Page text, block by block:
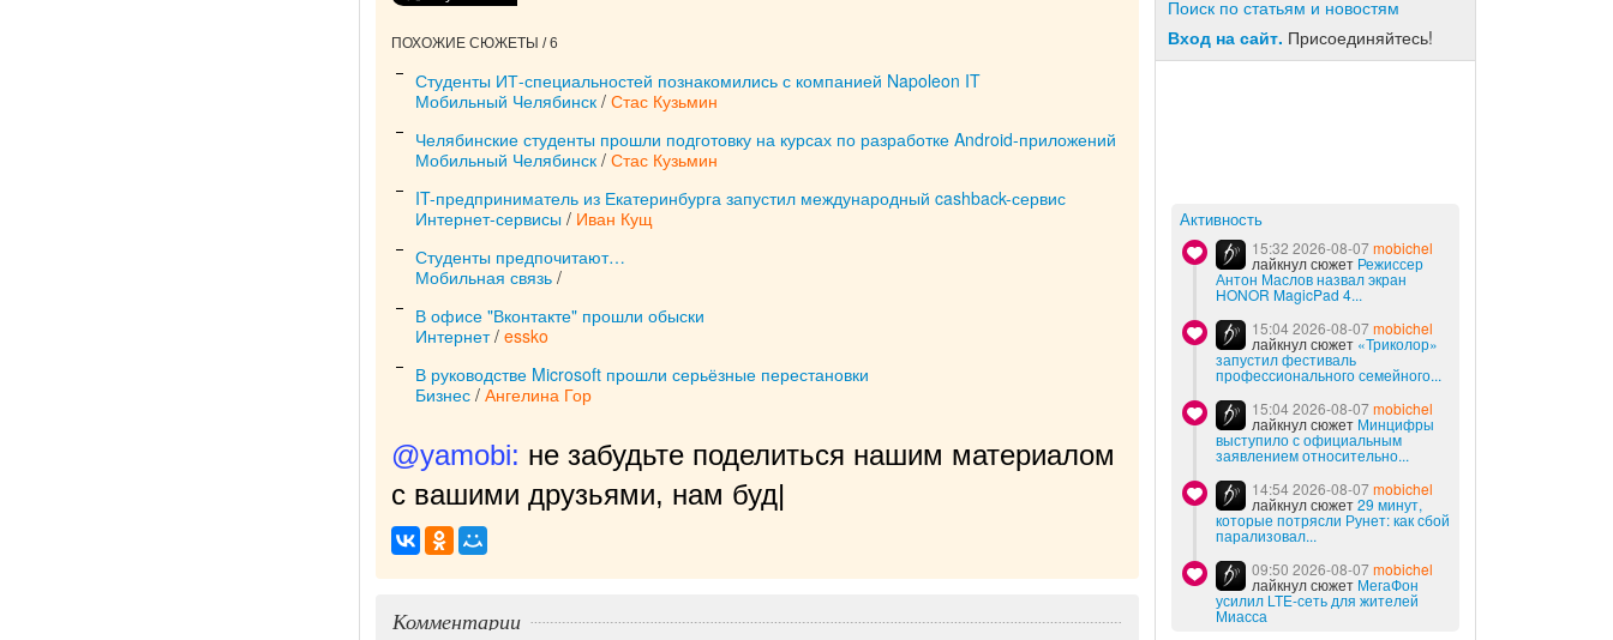
ПОХОЖИЕ СЮЖЕТЫ / 6
Студенты ИТ-специальностей познакомились с компанией Napoleon IT
Мобильный Челябинск / Стас Кузьмин
Челябинские студенты прошли подготовку на курсах по разработке Android-приложений
Мобильный Челябинск / Стас Кузьмин
IT-предприниматель из Екатеринбурга запустил международный cashback-сервис
Интернет-сервисы / Иван Кущ
Студенты предпочитают…
Мобильная связь /
В офисе "Вконтакте" прошли обыски
Интернет/ essko
В руководстве Microsoft прошли серьёзные перестановки
Бизнес / Ангелина Гор
@yamobi: не забудьте поделиться нашим материалом
с вашими друзьями, нам будет очень приятно!
Комментарии
Поиск по статьям и новостям
Вход на сайт. Присоединяйтесь!
Активность
15:32 2026-08-07mobichel
лайкнул сюжет Режиссер
Антон Маслов назвал экран
HONOR MagicPad 4...
15:04 2026-08-07mobichel
лайкнул сюжет «Триколор»
запустил фестиваль
профессионального семейного...
15:04 2026-08-07mobichel
лайкнул сюжет Минцифры
выступило с официальным
заявлением относительно...
14:54 2026-08-07mobichel
лайкнул сюжет29 минут,
которые потрясли Рунет: как сбой
парализовал...
09:50 2026-08-07mobichel
лайкнул сюжет МегаФон
усилил LTE-сеть для жителей
Миасса